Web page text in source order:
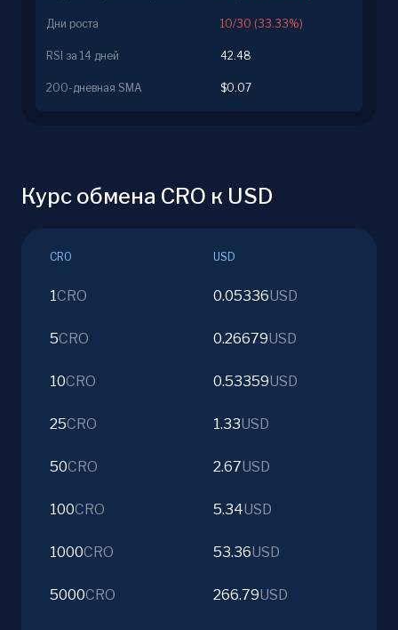
Дни роста 10/30 (33.33%)
RSI за 14 дней 42.48
200-дневная SMA $0.07
Курс обмена CRO к USD
CRO USD
1CRO 0.05336USD
5CRO 0.26679USD
10CRO 0.53359USD
25CRO 1.33USD
50CRO 2.67USD
100CRO 5.34USD
1000CRO 53.36USD
5000CRO 266.79USD